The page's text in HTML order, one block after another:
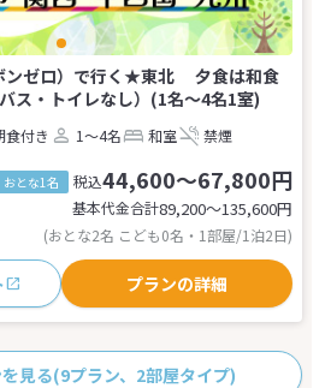
ンゼロ）で行く★東北 夕食は和食
ス・トイレなし）(1名～4名1室)
食付き 1～4名 和室 禁煙
おとな1名 税込44,600～67,800円
基本代金合計89,200〜135,600円
(おとな2名 こども0名・1部屋/1泊2日)
プランの詳細
見る(9プラン、2部屋タイプ)